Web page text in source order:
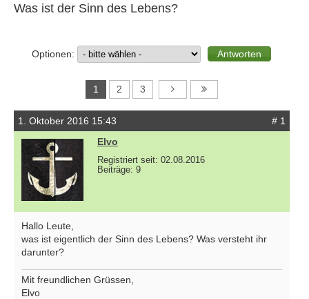
Was ist der Sinn des Lebens?
Optionen:
1 2 3
1. Oktober 2016 15:43
# 1
Elvo
Registriert seit: 02.08.2016
Beiträge: 9
Hallo Leute,
was ist eigentlich der Sinn des Lebens? Was versteht ihr
darunter?
Mit freundlichen Grüssen,
Elvo